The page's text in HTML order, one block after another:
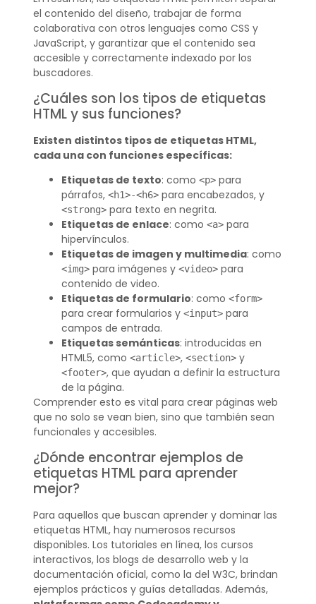
el contenido del diseño, trabajar de forma
colaborativa con otros lenguajes como CSS y
JavaScript, y garantizar que el contenido sea
accesible y correctamente indexado por los
buscadores.
¿Cuáles son los tipos de etiquetas
HTML y sus funciones?
Existen distintos tipos de etiquetas HTML,
cada una con funciones específicas:
Etiquetas de texto: como <p>para
párrafos, <h1>-<h6>para encabezados, y
<strong>para texto en negrita.
Etiquetas de enlace: como <a>para
hipervínculos.
Etiquetas de imagen y multimedia: como
<img>para imágenes y <video>para
contenido de video.
Etiquetas de formulario: como <form>
para crear formularios y <input>para
campos de entrada.
Etiquetas semánticas: introducidas en
HTML5, como <article>, <section>y
<footer>, que ayudan a definir la estructura
de la página.
Comprender esto es vital para crear páginas web
que no solo se vean bien, sino que también sean
funcionales y accesibles.
¿Dónde encontrar ejemplos de
etiquetas HTML para aprender
mejor?
Para aquellos que buscan aprender y dominar las
etiquetas HTML, hay numerosos recursos
disponibles. Los tutoriales en línea, los cursos
interactivos, los blogs de desarrollo web y la
documentación oficial, como la del W3C, brindan
ejemplos prácticos y guías detalladas. Además,